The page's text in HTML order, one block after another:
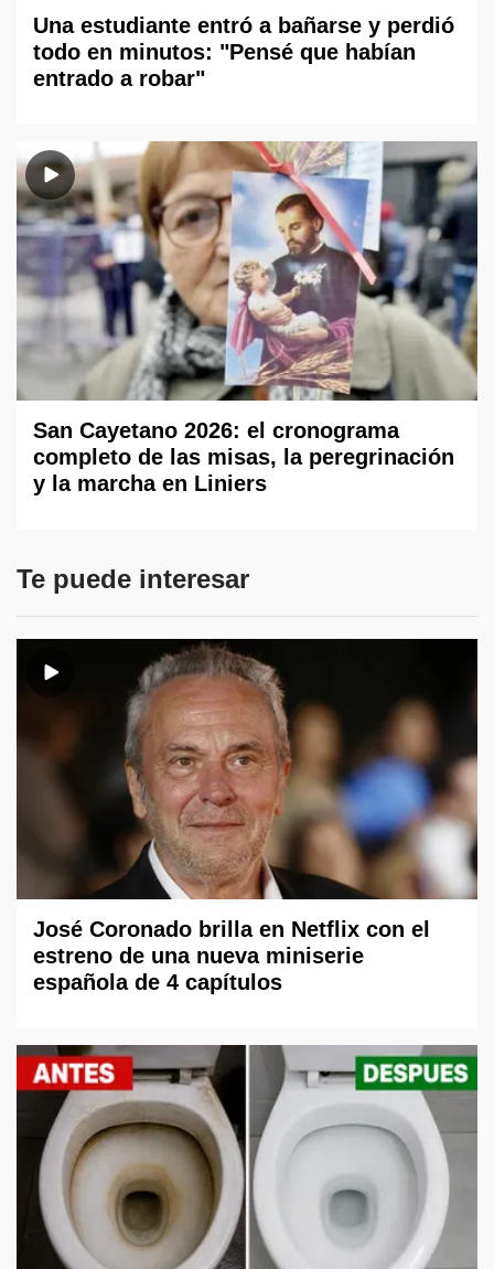
Una estudiante entró a bañarse y perdió
todo en minutos: "Pensé que habían
entrado a robar"
San Cayetano 2026: el cronograma
completo de las misas, la peregrinación
y la marcha en Liniers
Te puede interesar
José Coronado brilla en Netflix con el
estreno de una nueva miniserie
española de 4 capítulos